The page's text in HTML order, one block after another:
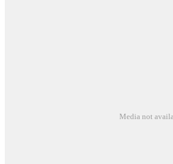
Media not